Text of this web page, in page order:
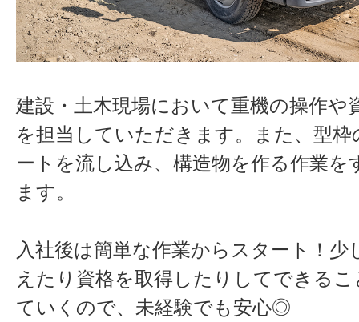
建設 ・ 土木現場において重機の操作や
を担当していただきます。また、型
ートを流し込み、構造物を作る作業を
ます。
入社後は簡単な作業からスタート！少
えたり資格を取得したりしてできる
ていくので、未経験でも安心◎